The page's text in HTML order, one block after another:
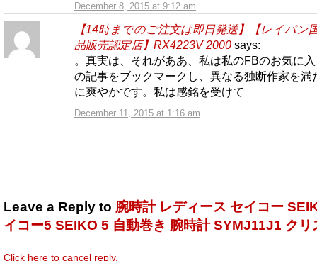
December 8, 2015 at 9:12 am
【14時までのご注文は即日発送】【レイバン
品販売認定店】RX4223V 2000 says:
December 11, 2015 at 1:16 am
。真実は、それがああ、私は私のFBのお気に
の記事をブックマークし、異なる独断作家を満
に爽やかです。私は感銘を受けて
Leave a Reply to 腕時計 レディース セイコー
イコー5 SEIKO 5 自動巻き 腕時計 SYMJ11J1 クリ
Click here to cancel reply.